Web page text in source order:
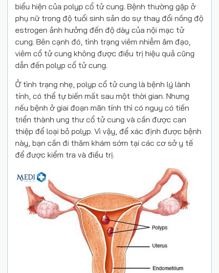
biểu hiện của polyp cổ tử cung. Bệnh thường gặp ở
phụ nữ trong độ tuổi sinh sản do sự thay đổi nồng độ
estrogen ảnh hưởng đến độ dày của nội mạc tử
cung. Bên cạnh đó, tình trạng viêm nhiễm âm đạo,
viêm cổ tử cung không được điều trị hiệu quả cũng
dẫn đến polyp cổ tử cung.
Ở tình trạng nhẹ, polyp cổ tử cung là bệnh lý lành
tính, có thể tự biến mất sau một thời gian. Nhưng
nếu bệnh ở giai đoạn mãn tính thì có nguy có tiến
triển thành ung thư cổ tử cung và cần được can
thiệp để loại bỏ polyp. Vì vậy, để xác định được bệnh
này, bạn cần đi thăm khám sớm tại các cơ sở y tế
để được kiểm tra và điều trị.